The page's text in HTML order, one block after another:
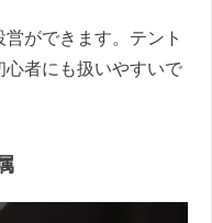
ができます。テント
者にも扱いやすいで